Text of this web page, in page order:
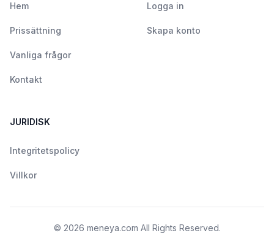
Hem
Prissättning
Vanliga frågor
Kontakt
Logga in
Skapa konto
JURIDISK
Integritetspolicy
Villkor
© 2026 meneya.com All Rights Reserved.